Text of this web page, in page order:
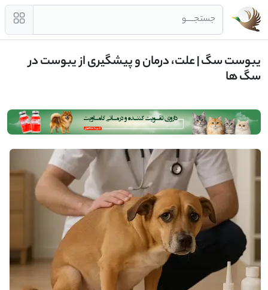
جستجــــو
یبوست سگ | علت، درمان و پیشگیری از یبوست در
سگ ها